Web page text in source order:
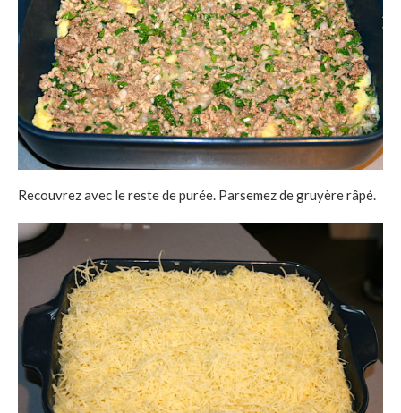
Recouvrez avec le reste de purée. Parsemez de gruyère râpé.